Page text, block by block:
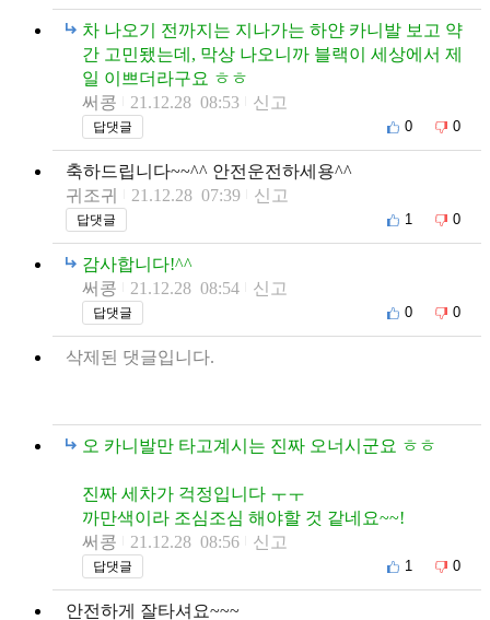
차 나오기 전까지는 지나가는 하얀 카니발 보고 약
간 고민됐는데, 막상 나오니까 블랙이 세상에서 제
일 이쁘더라구요 ㅎㅎ
써콩
21.12.28 08:53 신고
답댓글 0 0
축하드립니다~~^^ 안전운전하세용^^
귀조귀
21.12.28 07:39 신고
답댓글 1 0
감사합니다!^^
써콩
21.12.28 08:54 신고
답댓글 0 0
삭제된 댓글입니다.
오 카니발만 타고계시는 진짜 오너시군요 ㅎㅎ
진짜 세차가 걱정입니다 ㅜㅜ
까만색이라 조심조심 해야할 것 같네요~~!
써콩
21.12.28 08:56 신고
답댓글 1 0
안전하게 잘타셔요~~~